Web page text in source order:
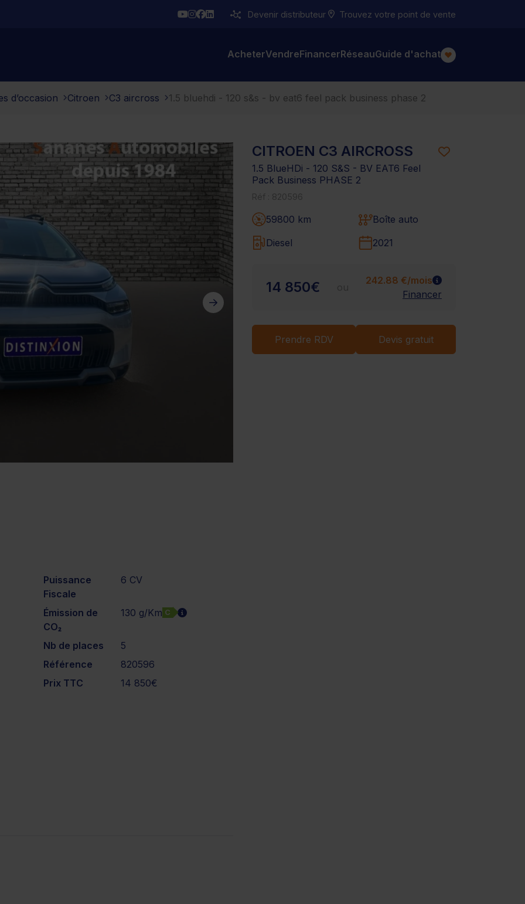
YouTube
Instagram
Facebook
LinkedinDevenir distributeur Trouvez votre point de vente
AcheterVendreFinancerRéseauGuide d'achat
d’occasion Citroen C3 aircross 1.5 bluehdi - 120 s&s - bv eat6 feel pack business phase 2
CITROEN C3 AIRCROSS
1.5 BlueHDi - 120 S&S - BV EAT6 Feel
Pack Business PHASE 2
59800 km
Boîte auto
Diesel
2021
14 850€
242.88 €/mois
Financer
Prendre RDV Devis gratuit
Chargement...
Puissance
Fiscale
6 CV
Émission de
CO₂
130 g/Km C
Nb de places
5
Référence
820596
Prix TTC
14 850€